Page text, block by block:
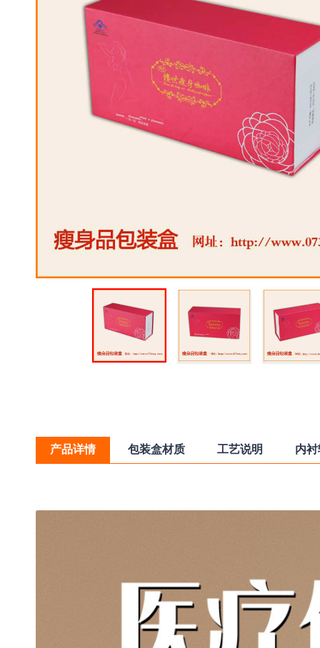
产品详情 包装盒材质 工艺说明 内